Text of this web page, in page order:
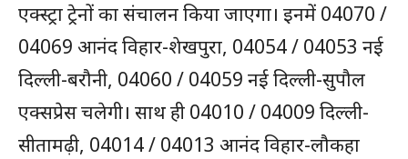
एक्स्ट्रा ट्रेनों का संचालन किया जाएगा। इनमें 04070 /
04069 आनंद विहार-शेखपुरा, 04054 / 04053 नई
दिल्ली-बरौनी, 04060 / 04059 नई दिल्ली-सुपौल
एक्सप्रेस चलेगी। साथ ही 04010 / 04009 दिल्ली-
सीतामढ़ी, 04014 / 04013 आनंद विहार-लौकहा